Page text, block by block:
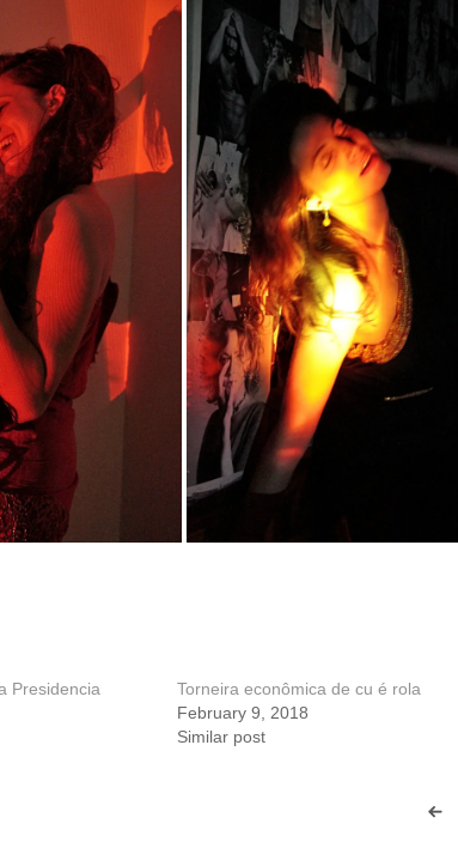
Presidencia
Torneira econômica de cu é rola
February 9, 2018
Similar post